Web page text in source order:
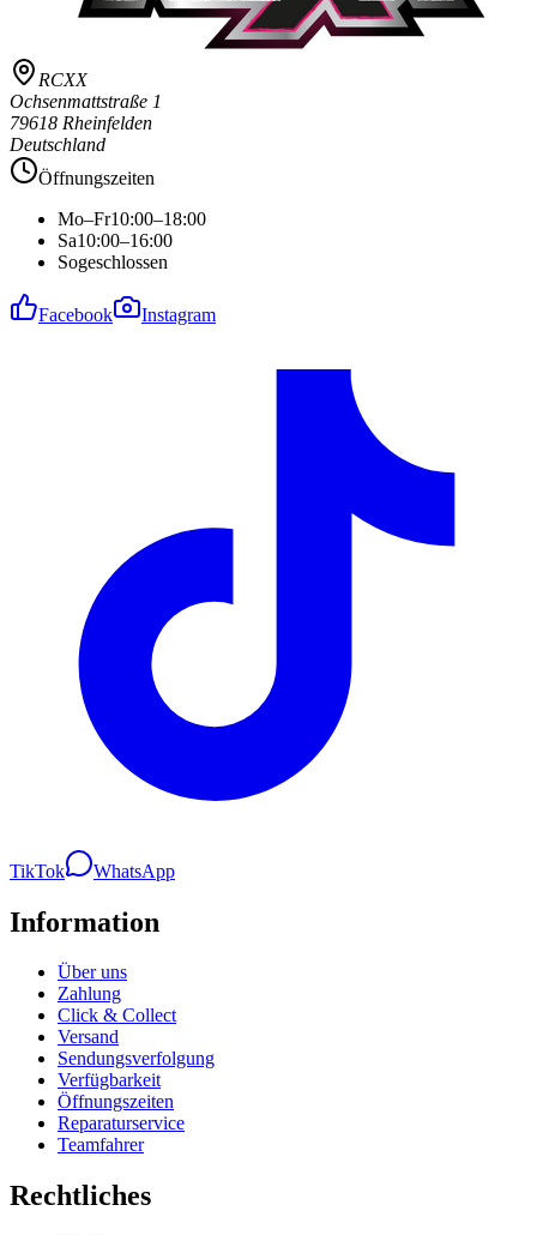
RCXX
Ochsenmattstraße 1
79618 Rheinfelden
Deutschland
Öffnungszeiten
Mo–Fr10:00–18:00
Sa10:00–16:00
Sogeschlossen
Facebook Instagram
TikTok WhatsApp
Information
Über uns
Zahlung
Click & Collect
Versand
Sendungsverfolgung
Verfügbarkeit
Öffnungszeiten
Reparaturservice
Teamfahrer
Rechtliches